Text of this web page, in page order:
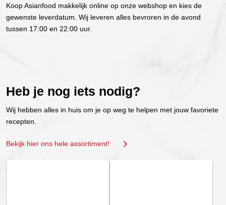
Koop Asianfood makkelijk online op onze webshop en kies de
gewenste leverdatum. Wij leveren alles bevroren in de avond
tussen 17:00 en 22:00 uur.
Heb je nog iets nodig?
Wij hebben alles in huis om je op weg te helpen met jouw favoriete
recepten.
Bekijk hier ons hele assortiment!